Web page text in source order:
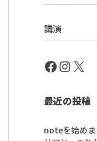
講演
最近の投稿
noteを始めま